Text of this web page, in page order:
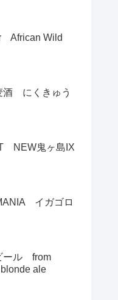
African Wild
酒 にくきゅう
NEW鬼ヶ島IX
イガゴロ
ール from
ale